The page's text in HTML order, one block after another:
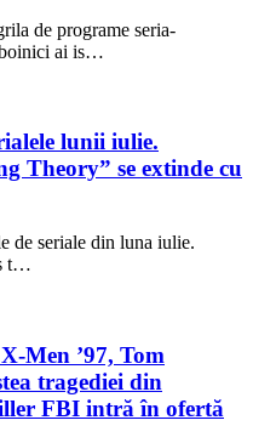
de programe seria-
ai is…
lunii iulie.
Theory” se extinde cu
de seriale din luna iulie.
t…
Men ’97, Tom
tragediei din
FBI intră în ofertă